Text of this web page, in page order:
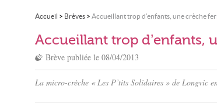
Accueil > Brèves > Accueillant trop d’enfants, une crèche
Accueillant trop d’enfants,
Brève publiée le 08/04/2013
La micro-crèche « Les P’tits Solidaires » de Longvic